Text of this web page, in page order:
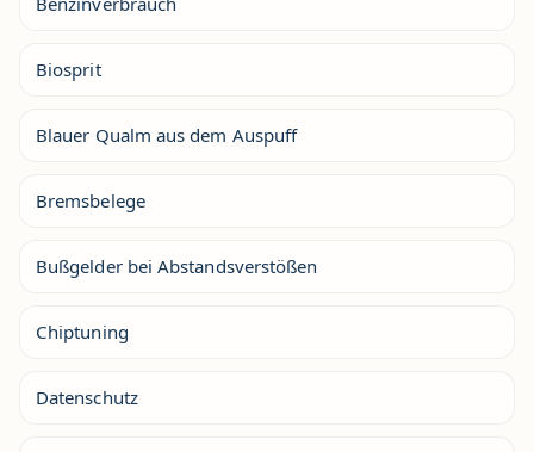
Biosprit
Blauer Qualm aus dem Auspuff
Bremsbelege
Bußgelder bei Abstandsverstößen
Chiptuning
Datenschutz